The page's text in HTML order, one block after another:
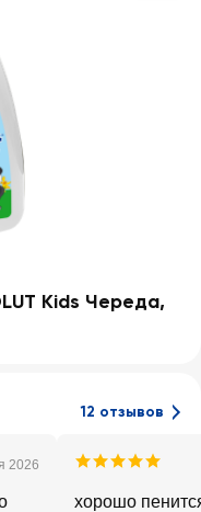
Kids Череда,
12 отзывов
2026
хорошо